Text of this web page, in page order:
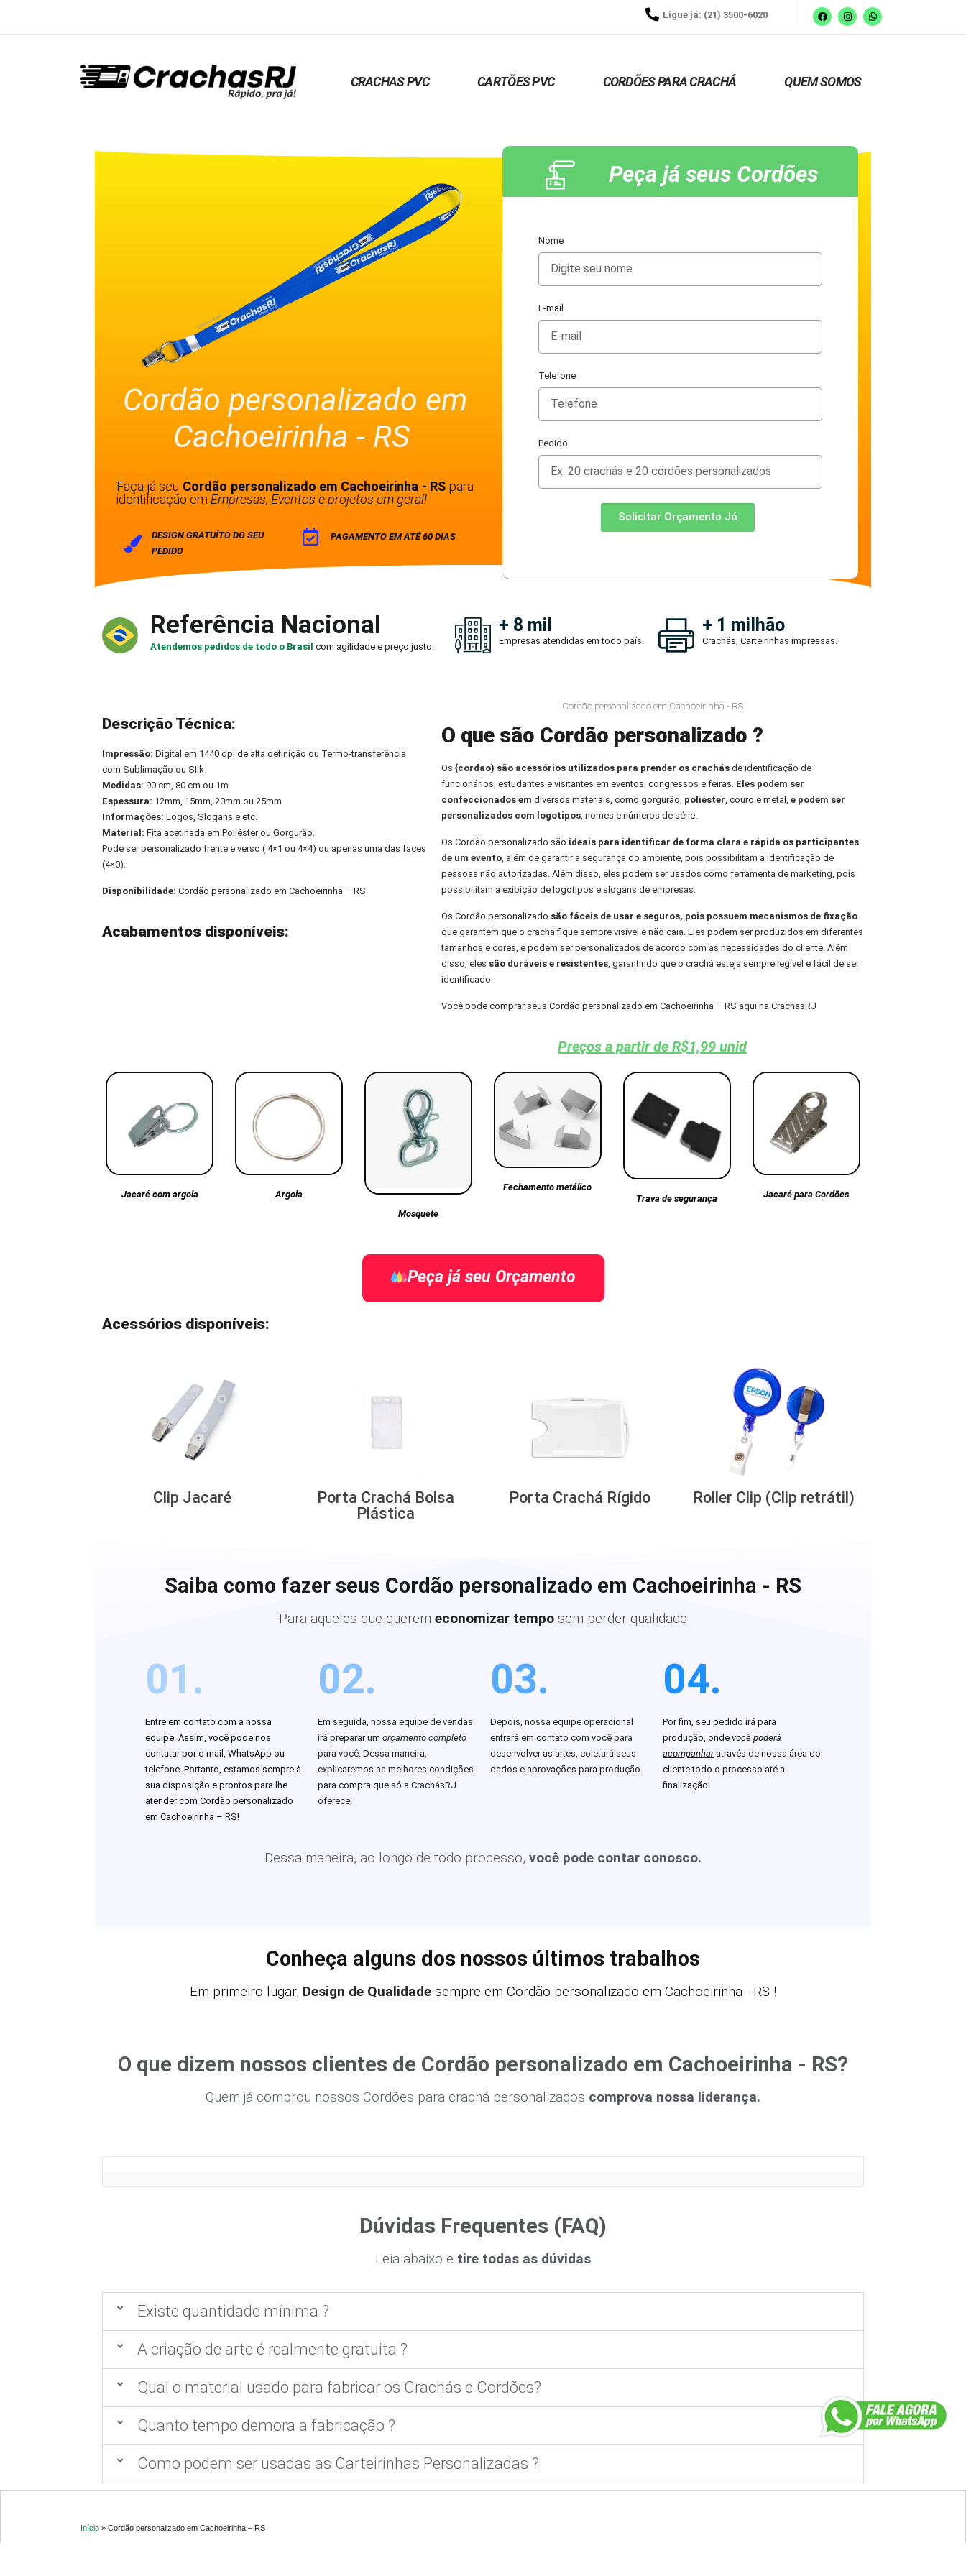
Ligue já: (21) 3500-6020
CRACHAS PVC CARTÕES PVC CORDÕES PARA CRACHÁ QUEM SOMOS
Cordão personalizado em
Cachoeirinha - RS
Faça já seu Cordão personalizado em Cachoeirinha - RSpara
identificação emEmpresas, Eventos e projetos em geral!
DESIGN GRATUÍTO DO SEU
PEDIDO
PAGAMENTO EM ATÉ 60 DIAS
Peça já seus Cordões
Nome
E-mail
Telefone
Pedido
Solicitar Orçamento Já
Referência Nacional
Atendemos pedidos de todo o Brasilcom agilidade e preço justo.
+ 8 mil
Empresas atendidas em todo país.
+ 1 milhão
Crachás, Carteirinhas impressas.
Descrição Técnica:
Impressão: Digital em 1440 dpi de alta definição ou Termo-transferência
com Sublimação ou SIlk
Medidas: 90 cm, 80 cm ou 1m.
Espessura: 12mm, 15mm, 20mm ou 25mm
Informações:Logos, Slogans e etc.
Material: Fita acetinada em Poliéster ou Gorgurão.
Pode ser personalizado frente e verso ( 4×1 ou 4×4) ou apenas uma das faces
(4×0).
Disponibilidade:Cordão personalizado em Cachoeirinha – RS
Acabamentos disponíveis:
Cordão personalizado em Cachoeirinha - RS
O que são Cordão personalizado ?
Os {cordao) são acessórios utilizados para prender os crachásde identificação de
funcionários, estudantes e visitantes em eventos, congressos e feiras. Eles podem ser
confeccionados em diversos materiais, como gorgurão, poliéster, couro e metal, e podem ser
personalizados com logotipos, nomes e números de série.
Os Cordão personalizado são ideais para identificar de forma clara e rápida os participantes
de um evento, além de garantir a segurança do ambiente, pois possibilitam a identificação de
pessoas não autorizadas. Além disso, eles podem ser usados como ferramenta de marketing, pois
possibilitam a exibição de logotipos e slogans de empresas.
Os Cordão personalizado são fáceis de usar e seguros, pois possuem mecanismos de fixação
que garantem que o crachá fique sempre visível e não caia. Eles podem ser produzidos em diferentes
tamanhos e cores, e podem ser personalizados de acordo com as necessidades do cliente. Além
disso, eles são duráveis e resistentes, garantindo que o crachá esteja sempre legível e fácil de ser
identificado.
Você pode comprar seus Cordão personalizado em Cachoeirinha – RS aqui na CrachasRJ
Preços a partir de R$1,99 unid
Jacaré com argola
Argola
Mosquete
Fechamento metálico
Trava de segurança
Jacaré para Cordões
Peça já seu Orçamento
Acessórios disponíveis:
Clip Jacaré
Porta Crachá Bolsa
Plástica
Porta Crachá Rígido Roller Clip (Clip retrátil)
Saiba como fazer seus Cordão personalizado em Cachoeirinha - RS
Para aqueles que querem economizar tempo sem perder qualidade
01.
Entre em contato com a nossa
equipe. Assim, você pode nos
contatar por e-mail, WhatsApp ou
telefone. Portanto, estamos sempre à
sua disposição e prontos para lhe
atender com Cordão personalizado
em Cachoeirinha – RS!
02.
Em seguida, nossa equipe de vendas
irá preparar um orçamento completo
para você. Dessa maneira,
explicaremos as melhores condições
para compra que só a CrachásRJ
oferece!
03.
Depois, nossa equipe operacional
entrará em contato com você para
desenvolver as artes, coletará seus
dados e aprovações para produção.
04.
Por fim, seu pedido irá para
produção, onde você poderá
acompanharatravés de nossa área do
cliente todo o processo até a
finalização!
Dessa maneira, ao longo de todo processo, você pode contar conosco.
Conheça alguns dos nossos últimos trabalhos
Em primeiro lugar, Design de Qualidade sempre em Cordão personalizado em Cachoeirinha - RS !
O que dizem nossos clientes de Cordão personalizado em Cachoeirinha - RS?
Quem já comprou nossos Cordões para crachá personalizados comprova nossa liderança.
Dúvidas Frequentes (FAQ)
Leia abaixo e tire todas as dúvidas
Existe quantidade mínima ?
A criação de arte é realmente gratuita ?
Qual o material usado para fabricar os Crachás e Cordões?
Quanto tempo demora a fabricação ?
Como podem ser usadas as Carteirinhas Personalizadas ?
Início » Cordão personalizado em Cachoeirinha – RS